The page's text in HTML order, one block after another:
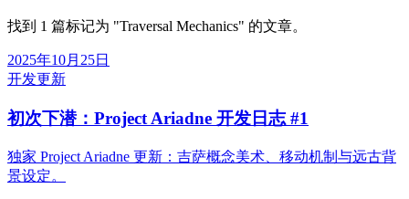
找到 1 篇标记为 "Traversal Mechanics" 的文章。
2025年10月25日
开发更新
初次下潜：Project Ariadne 开发日志 #1
独家 Project Ariadne 更新：吉萨概念美术、移动机制与远古背
景设定。